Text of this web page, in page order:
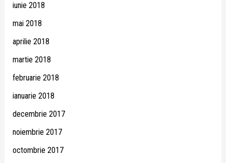
iunie 2018
mai 2018
aprilie 2018
martie 2018
februarie 2018
ianuarie 2018
decembrie 2017
noiembrie 2017
octombrie 2017